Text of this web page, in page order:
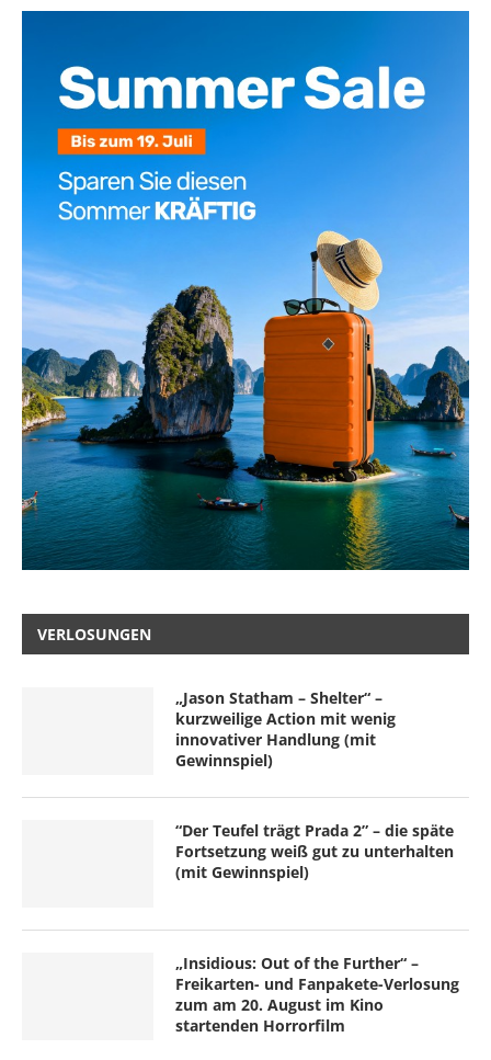
VERLOSUNGEN
„Jason Statham – Shelter“ –
kurzweilige Action mit wenig
innovativer Handlung (mit
Gewinnspiel)
“Der Teufel trägt Prada 2” – die späte
Fortsetzung weiß gut zu unterhalten
(mit Gewinnspiel)
„Insidious: Out of the Further“ –
Freikarten- und Fanpakete-Verlosung
zum am 20. August im Kino
startenden Horrorfilm